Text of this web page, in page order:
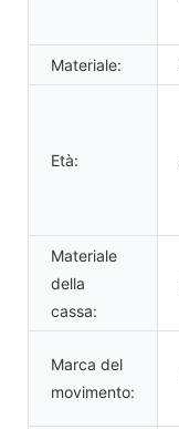
Materiale:
Età:
Materiale
della
cassa:
Marca del
movimento: